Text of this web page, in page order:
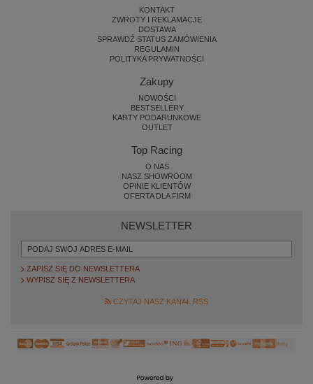
KONTAKT
ZWROTY I REKLAMACJE
DOSTAWA
SPRAWDŹ STATUS ZAMÓWIENIA
REGULAMIN
POLITYKA PRYWATNOŚCI
Zakupy
NOWOŚCI
BESTSELLERY
KARTY PODARUNKOWE
OUTLET
Top Racing
O NAS
NASZ SHOWROOM
OPINIE KLIENTÓW
OFERTA DLA FIRM
NEWSLETTER
ZAPISZ SIĘ DO NEWSLETTERA
WYPISZ SIĘ Z NEWSLETTERA
CZYTAJ NASZ KANAŁ RSS